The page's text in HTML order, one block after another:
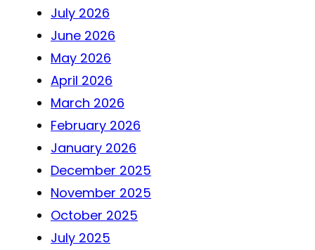
July 2026
June 2026
May 2026
April 2026
March 2026
February 2026
January 2026
December 2025
November 2025
October 2025
July 2025